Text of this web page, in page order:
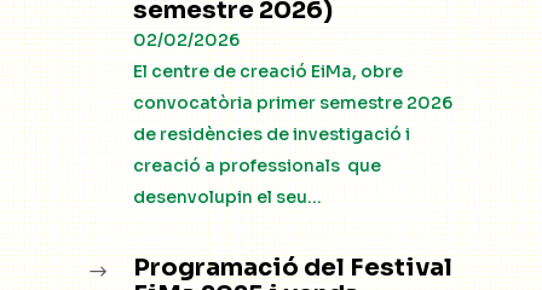
semestre 2026)
02/02/2026
El centre de creació EiMa, obre
convocatòria primer semestre 2026
de residències de investigació i
creació a professionals que
desenvolupin el seu...
$
Programació del Festival